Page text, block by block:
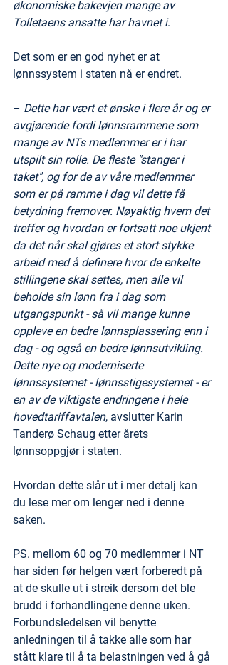
økonomiske bakevjen mange av
Tolletaens ansatte har havnet i.
Det som er en god nyhet er at
lønnssystem i staten nå er endret.
– Dette har vært et ønske i flere år og er
avgjørende fordi lønnsrammene som
mange av NTs medlemmer er i har
utspilt sin rolle. De fleste "stanger i
taket", og for de av våre medlemmer
som er på ramme i dag vil dette få
betydning fremover. Nøyaktig hvem det
treffer og hvordan er fortsatt noe ukjent
da det når skal gjøres et stort stykke
arbeid med å definere hvor de enkelte
stillingene skal settes, men alle vil
beholde sin lønn fra i dag som
utgangspunkt - så vil mange kunne
oppleve en bedre lønnsplassering enn i
dag - og også en bedre lønnsutvikling.
Dette nye og moderniserte
lønnssystemet - lønnsstigesystemet - er
en av de viktigste endringene i hele
hovedtariffavtalen, avslutter Karin
Tanderø Schaug etter årets
lønnsoppgjør i staten.
Hvordan dette slår ut i mer detalj kan
du lese mer om lenger ned i denne
saken.
PS. mellom 60 og 70 medlemmer i NT
har siden før helgen vært forberedt på
at de skulle ut i streik dersom det ble
brudd i forhandlingene denne uken.
Forbundsledelsen vil benytte
anledningen til å takke alle som har
stått klare til å ta belastningen ved å gå